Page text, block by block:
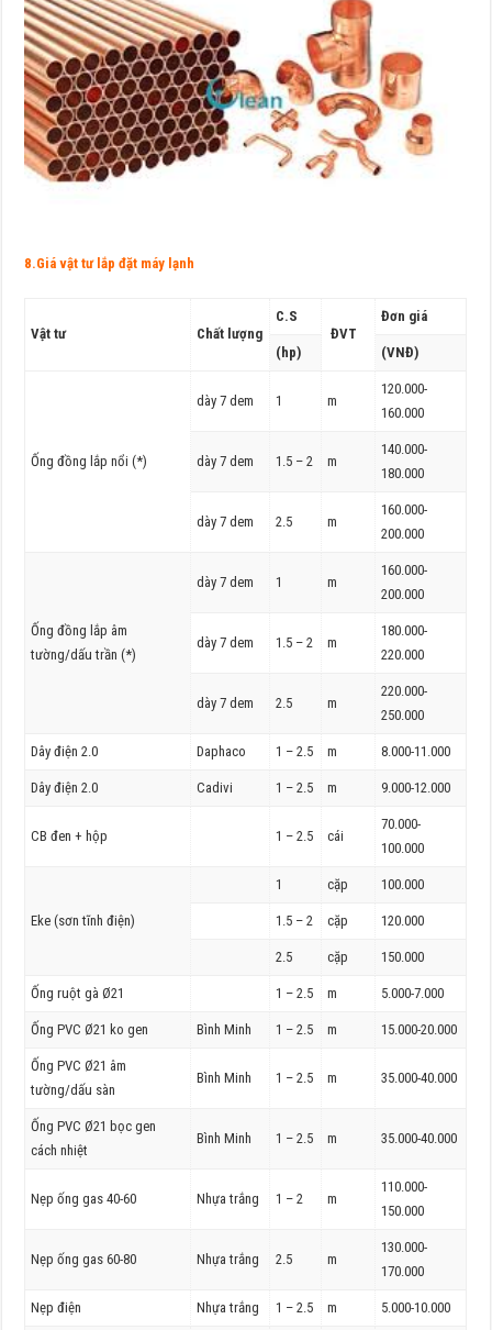
8.Giá vật tư lắp đặt máy lạnh
Vật tư Chất lượng
C.S
ĐVT
Đơn giá
(hp) (VNĐ)
Ống đồng lắp nổi (*)
dày 7 dem 1 m
120.000-
160.000
dày 7 dem 1.5 – 2 m
140.000-
180.000
dày 7 dem 2.5 m
160.000-
200.000
Ống đồng lắp âm
tường/dấu trần (*)
dày 7 dem 1 m
160.000-
200.000
dày 7 dem 1.5 – 2 m
180.000-
220.000
dày 7 dem 2.5 m
220.000-
250.000
Dây điện 2.0 Daphaco 1 – 2.5 m 8.000-11.000
Dây điện 2.0 Cadivi 1 – 2.5 m 9.000-12.000
CB đen + hộp 1 – 2.5 cái
70.000-
100.000
Eke (sơn tĩnh điện)
1 cặp 100.000
1.5 – 2 cặp 120.000
2.5 cặp 150.000
Ống ruột gà Ø21 1 – 2.5 m 5.000-7.000
Ống PVC Ø21 ko gen Bình Minh 1 – 2.5 m 15.000-20.000
Ống PVC Ø21 âm
tường/dấu sàn
Bình Minh 1 – 2.5 m 35.000-40.000
Ống PVC Ø21 bọc gen
cách nhiệt
Bình Minh 1 – 2.5 m 35.000-40.000
Nẹp ống gas 40-60 Nhựa trắng 1 – 2 m
110.000-
150.000
Nẹp ống gas 60-80 Nhựa trắng 2.5 m
130.000-
170.000
Nẹp điện Nhựa trắng 1 – 2.5 m 5.000-10.000